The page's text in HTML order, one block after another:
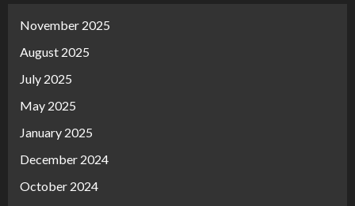
November 2025
August 2025
July 2025
May 2025
January 2025
December 2024
October 2024